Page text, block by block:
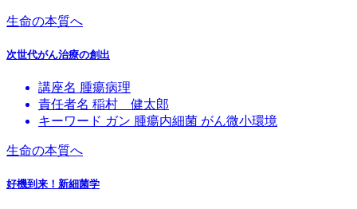
生命の本質へ
次世代がん治療の創出
講座名 腫瘍病理
責任者名 稲村 健太郎
キーワード ガン 腫瘍内細菌 がん微小環境
生命の本質へ
好機到来！新細菌学